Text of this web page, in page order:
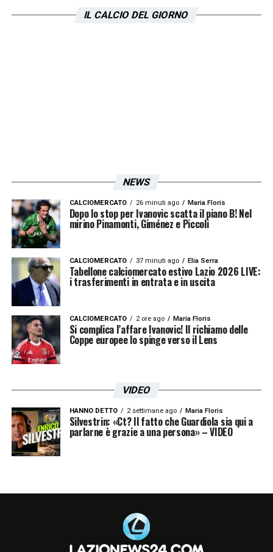
IL CALCIO DEL GIORNO
NEWS
CALCIOMERCATO 26 minuti ago Maria Floris
Dopo lo stop per Ivanovic scatta il piano B! Nel
mirino Pinamonti, Giménez e Piccoli
CALCIOMERCATO 37 minuti ago Elia Serra
Tabellone calciomercato estivo Lazio 2026 LIVE:
i trasferimenti in entrata e in uscita
CALCIOMERCATO 2 ore ago Maria Floris
Si complica l’affare Ivanovic! Il richiamo delle
Coppe europee lo spinge verso il Lens
VIDEO
HANNO DETTO 2 settimane ago Maria Floris
Silvestrin: «Ct? Il fatto che Guardiola sia qui a
parlarne è grazie a una persona» – VIDEO